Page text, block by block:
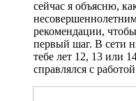
сейчас я объясню,
рекомендации,
первый шаг. В сети
тебе лет 12, 13 или
справлялся с